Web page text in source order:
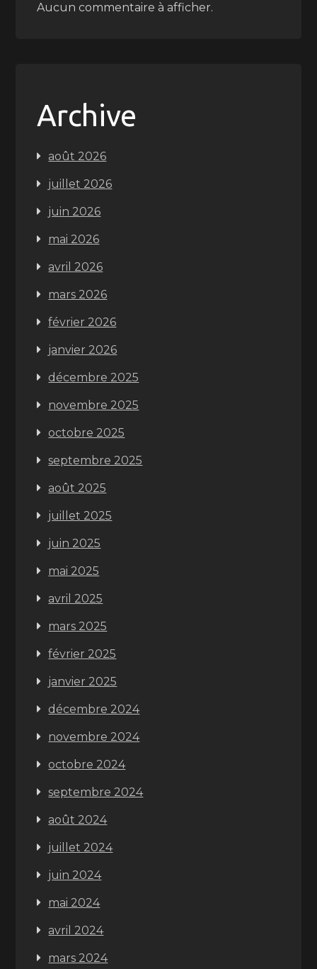
Aucun commentaire à afficher.
Archive
août 2026
juillet 2026
juin 2026
mai 2026
avril 2026
mars 2026
février 2026
janvier 2026
décembre 2025
novembre 2025
octobre 2025
septembre 2025
août 2025
juillet 2025
juin 2025
mai 2025
avril 2025
mars 2025
février 2025
janvier 2025
décembre 2024
novembre 2024
octobre 2024
septembre 2024
août 2024
juillet 2024
juin 2024
mai 2024
avril 2024
mars 2024